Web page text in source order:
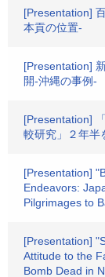
[Presentation]
本貢の位置-
[Presentation]
開-沖縄の事例-
[Presentation]
較研究」２年半
[Presentation]
Endeavors:
Pilgrimages to
[Presentation]
Attitude to the
Bomb Dead in